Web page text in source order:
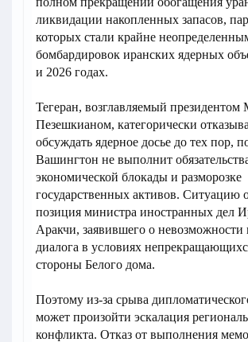
ликвидации накопленных запасов,
которых стали крайне
бомбардировок иранских ядерных
и 2026 годах.
Тегеран, возглавляемый президентом
Пезешкианом, категорически
обсуждать ядерное досье до тех пор,
Вашингтон не выполнит
экономической блокады и разморозке
государственных активов. Ситуацию
позиция министра иностранных дел
Аракчи, заявившего о невозможности
диалога в условиях
стороны Белого дома.
Поэтому из-за срыва
может произойти эскалация
конфликта. Отказ от выполнения